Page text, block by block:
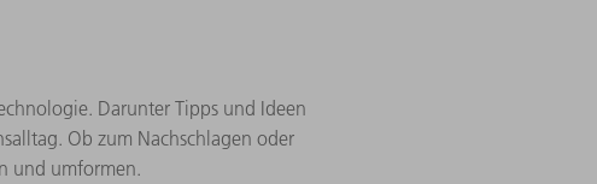
Darunter Tipps und Ideen
Ob zum Nachschlagen oder
und umformen.